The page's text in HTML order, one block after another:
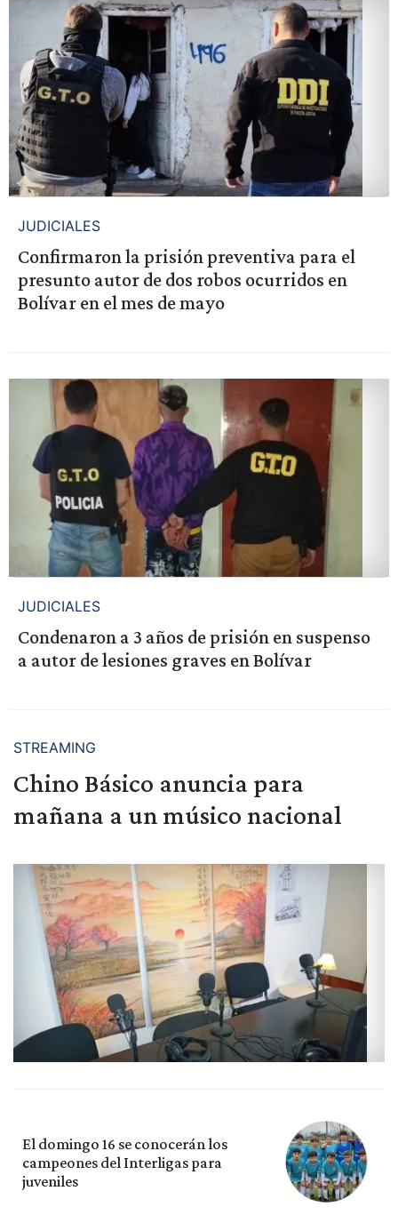
JUDICIALES
Confirmaron la prisión preventiva para el
presunto autor de dos robos ocurridos en
Bolívar en el mes de mayo
JUDICIALES
Condenaron a 3 años de prisión en suspenso
a autor de lesiones graves en Bolívar
STREAMING
Chino Básico anuncia para
mañana a un músico nacional
El domingo 16 se conocerán los
campeones del Interligas para
juveniles